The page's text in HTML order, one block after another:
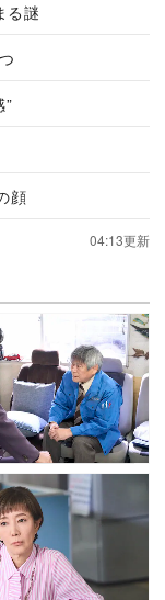
る謎
”
顔
04:13更新